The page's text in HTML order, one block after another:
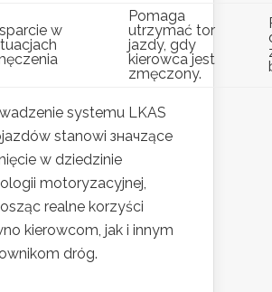
w
Pomaga
utrzymać tor
jazdy, gdy
kierowca jest
zmęczony.
systemu LKAS
stanowi значzące
w dziedzinie
motoryzacyjnej,
realne korzyści
kierowcom, jak i innym
dróg.